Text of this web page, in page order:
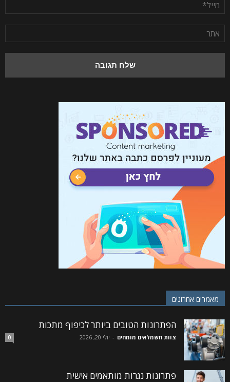
מאמרים אחרונים
הפתרונות הטובים ביותר לכיפוף מתכות
צוות חשמלאים מומחים - יולי 20, 2026 0
פתרונות נגרות מותאמים אישית